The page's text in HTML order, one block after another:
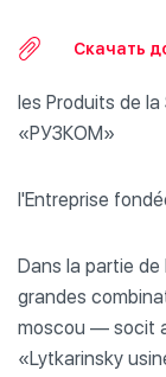
Скачать
les Produits de
«РУЗКОМ»
l'Entreprise
Dans la partie
grandes
moscou — socit
«Lytkarinsky